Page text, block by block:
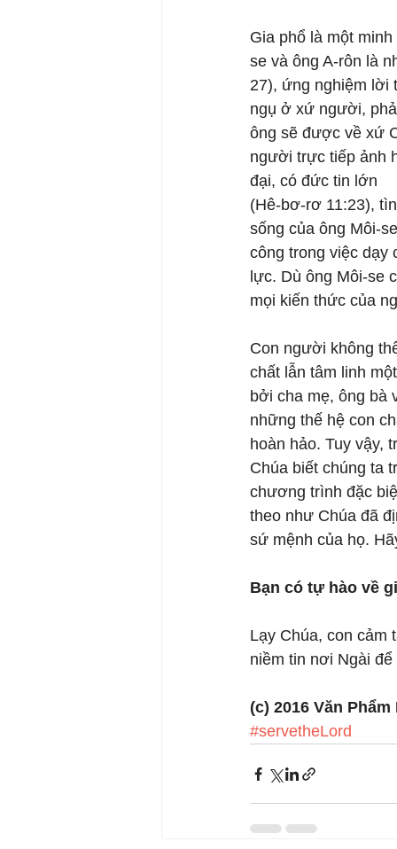
Gia phổ là một
se và ông A-rôn là
27), ứng nghiệm lời
ngụ ở xứ người,
ông sẽ được về xứ
người trực tiếp ảnh
đại, có đức tin lớn
(Hê-bơ-rơ 11:23),
sống của ông Môi-
công trong việc dạy
lực. Dù ông Môi-se
mọi kiến thức của
Con người không
chất lẫn tâm linh
bởi cha mẹ, ông bà
những thế hệ con
hoàn hảo. Tuy vậy,
Chúa biết chúng ta
chương trình đặc
theo như Chúa đã
sứ mệnh của họ.
Bạn có tự hào về
Lạy Chúa, con cảm
niềm tin nơi Ngài
(c) 2016 Văn
#servetheLord